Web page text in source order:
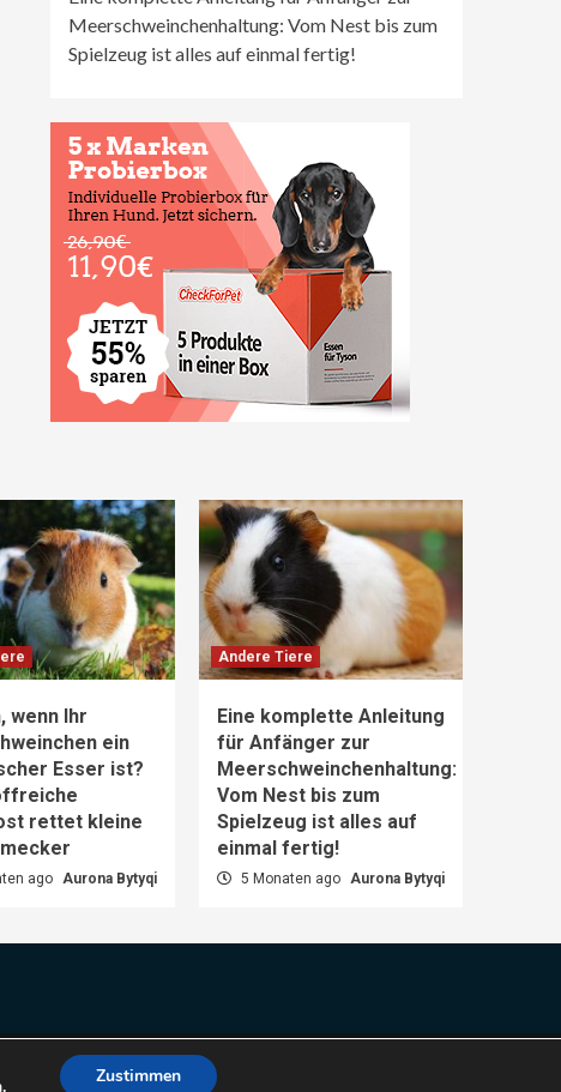
Meerschweinchenhaltung: Vom Nest bis zum
Spielzeug ist alles auf einmal fertig!
wenn Ihr
ein
Esser ist?
rettet kleine
ago Aurona Bytyqi
Andere Tiere
Eine komplette Anleitung
für Anfänger zur
Meerschweinchenhaltung:
Vom Nest bis zum
Spielzeug ist alles auf
einmal fertig!
5 Monaten ago Aurona Bytyqi
Zustimmen